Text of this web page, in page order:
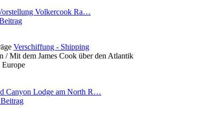
Volkercook Ra…
Verschiffung - Shipping
/ Mit dem James Cook über den Atlantik
Canyon Lodge am North R…